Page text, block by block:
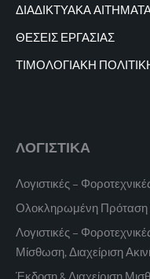
ΔΙΑΔΙΚΤΥΑΚΑ
ΘΕΣΕΙΣ ΕΡΓΑΣΙΑΣ
ΤΙΜΟΛΟΓΙΑΚΗ
ΛΟΓΙΣΤΙΚΑ
Λογιστικές –
Ολοκληρωμένη Πρόταση
Λογιστικές –
Μίσθωση, Διαχείριση
Έκδοση & Διαχείριση